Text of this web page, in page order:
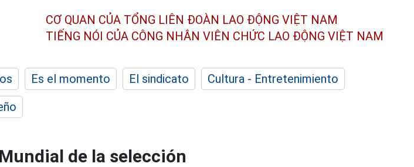
CƠ QUAN CỦA TỔNG LIÊN ĐOÀN LAO ĐỘNG VIỆT NAM
TIẾNG NÓI CỦA CÔNG NHÂN VIÊN CHỨC LAO ĐỘNG VIỆT NAM
Es el momento El sindicato
Cultura - Entretenimiento
de la selección